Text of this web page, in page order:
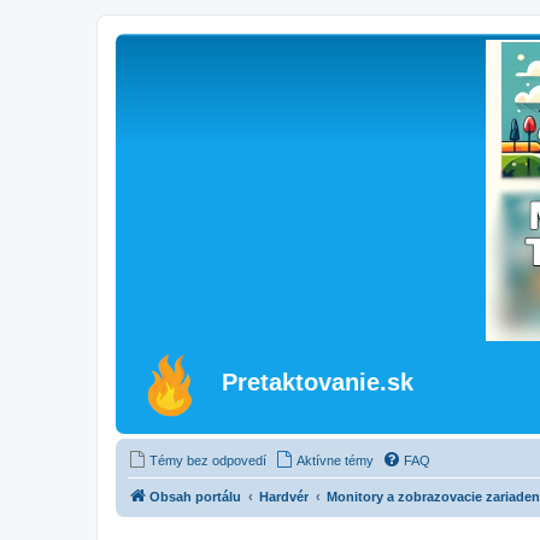
Pretaktovanie.sk
Témy bez odpovedí Aktívne témy FAQ
Obsah portálu Hardvér Monitory a zobrazovacie